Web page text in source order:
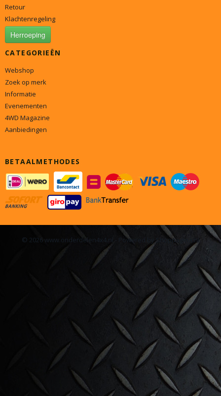
Retour
Klachtenregeling
Herroeping
CATEGORIEËN
Webshop
Zoek op merk
Informatie
Evenementen
4WD Magazine
Aanbiedingen
BETAALMETHODES
© 2026 www.onderdelen4x4.nl - Powered by Shoppagina.nl